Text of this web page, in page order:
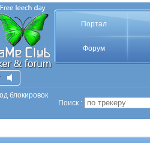
Портал
Форум
блокировок
Поиск :